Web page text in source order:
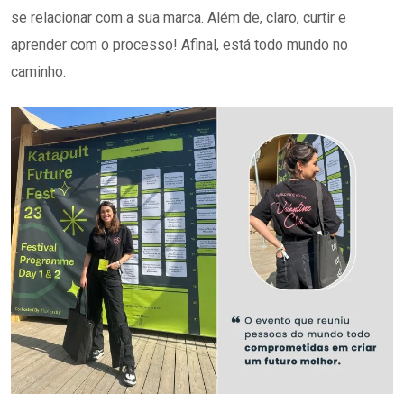
se relacionar com a sua marca. Além de, claro, curtir e
aprender com o processo! Afinal, está todo mundo no
caminho.